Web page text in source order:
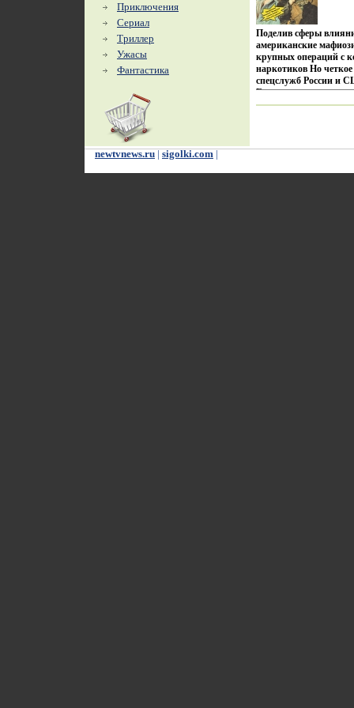
Приключения
Сериал
Триллер
Ужасы
Фантастика
Анджелес После
устроился на Кларк
Поделив сферы
американские
крупных операций с
наркотиков Но четкое
спецслужб России и
Большую роль в
каратистке Ие
newtvnews.ru | sigolki.com |